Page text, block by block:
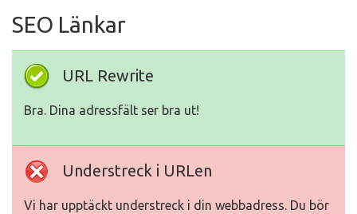
SEO Länkar
URL Rewrite
Bra. Dina adressfält ser bra ut!
Understreck i URLen
Vi har upptäckt understreck i din webbadress. Du bör